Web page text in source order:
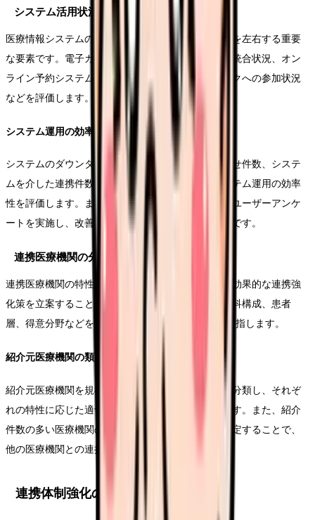
システム活用状況の把握
医療情報システムの活用状況も、連携体制の効率性を左右する重要
な要素です。電子カルテシステムと連携システムの統合状況、オン
ライン予約システムの利用率、地域医療ネットワークへの参加状況
などを評価します。
システム運用の効率性指標
システムのダウンタイム、ユーザーからの問い合わせ件数、システ
ムを介した連携件数の推移などを指標として、システム運用の効率
性を評価します。また、システムの使用感についてユーザーアンケ
ートを実施し、改善ポイントを特定することも有効です。
連携医療機関の分析
連携医療機関の特性を詳細に分析することで、より効果的な連携強
化策を立案することができます。各医療機関の診療科構成、患者
層、得意分野などを把握し、win-winの関係構築を目指します。
紹介元医療機関の類型化
紹介元医療機関を規模、診療科、地理的条件などで分類し、それぞ
れの特性に応じた適切なアプローチ方法を検討します。また、紹介
件数の多い医療機関の特徴を分析し、成功要因を特定することで、
他の医療機関との連携強化にも活用できます。
連携体制強化のための具体的施策